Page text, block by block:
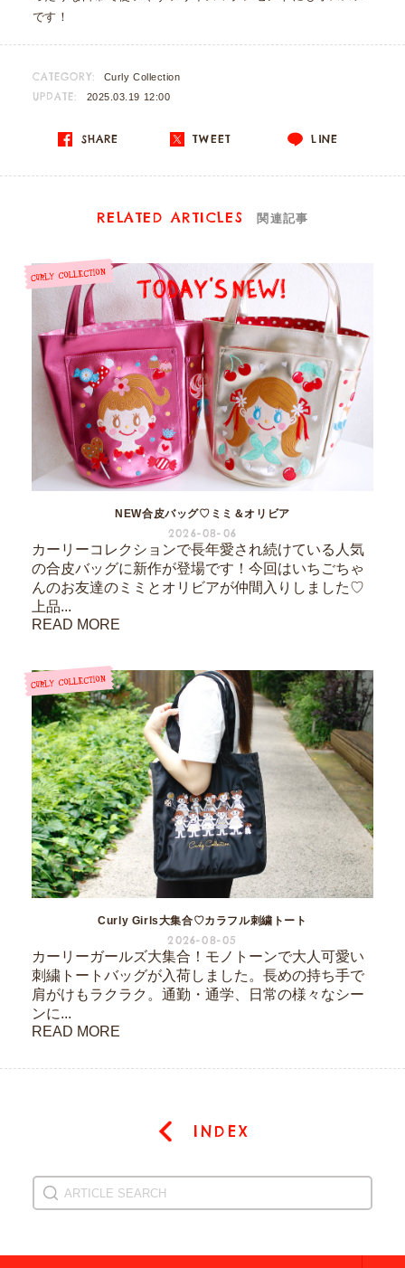
です！
CATEGORY: Curly Collection
UPDATE: 2025.03.19 12:00
SHARE TWEET LINE
RELATED ARTICLES 関連記事
NEW合皮バッグ♡ミミ＆オリビア
2026-08-06
カーリーコレクションで長年愛され続けている人気
の合皮バッグに新作が登場です！今回はいちごちゃ
んのお友達のミミとオリビアが仲間入りしました♡
上品...
READ MORE
Curly Girls大集合♡カラフル刺繍トート
2026-08-05
カーリーガールズ大集合！モノトーンで大人可愛い
刺繍トートバッグが入荷しました。長めの持ち手で
肩がけもラクラク。通勤・通学、日常の様々なシー
ンに...
READ MORE
INDEX